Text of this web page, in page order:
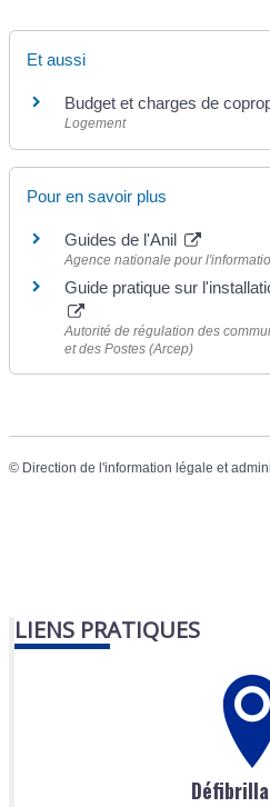
Et aussi
Budget et charges de
Logement
Pour en savoir plus
Guides de l'Anil
Agence nationale pour
Guide pratique sur
Autorité de régulation des
et des Postes (Arcep)
© Direction de l'information légale et
LIENS PRATIQUES